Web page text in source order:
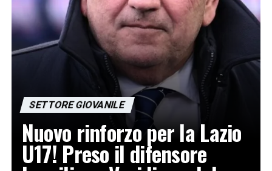
SETTORE GIOVANILE
Nuovo rinforzo per la Lazio
U17! Preso il difensore